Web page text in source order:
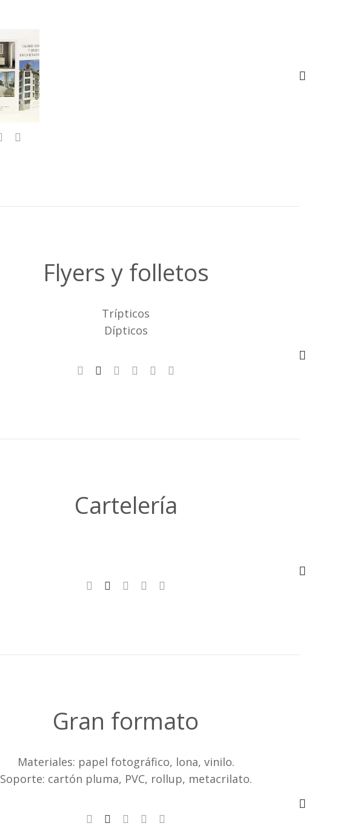
Flyers y folletos
Trípticos
Dípticos
Cartelería
Gran formato
Materiales: papel fotográfico, lona, vinilo.
Soporte: cartón pluma, PVC, rollup, metacrilato.